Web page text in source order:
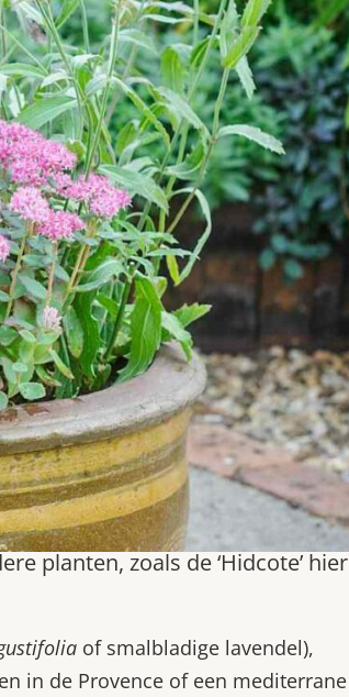
planten, zoals de ‘Hidcote’ hier
of smalbladige lavendel),
in de Provence of een mediterrane